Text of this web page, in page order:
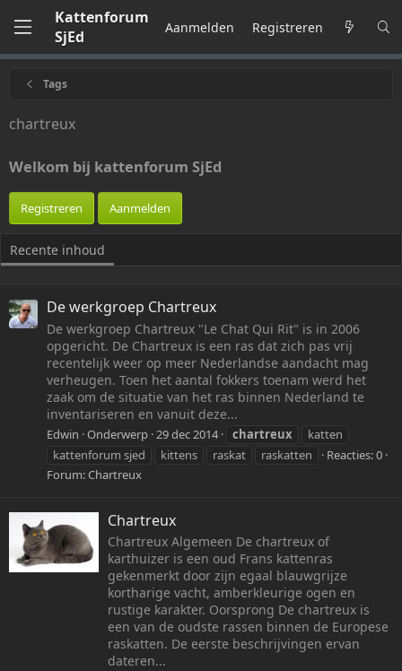
Kattenforum
SjEd
Aanmelden Registreren
Tags
chartreux
Welkom bij kattenforum SjEd
Registreren Aanmelden
Recente inhoud
De werkgroep Chartreux
De werkgroep Chartreux "Le Chat Qui Rit" is in 2006
opgericht. De Chartreux is een ras dat zich pas vrij
recentelijk weer op meer Nederlandse aandacht mag
verheugen. Toen het aantal fokkers toenam werd het
zaak om de situatie van het ras binnen Nederland te
inventariseren en vanuit deze...
Edwin Onderwerp 29 dec 2014 chartreux
katten
kattenforum sjed
kittens raskat raskatten
Reacties: 0
Forum:Chartreux
Chartreux
Chartreux Algemeen De chartreux of
karthuizer is een oud Frans kattenras
gekenmerkt door zijn egaal blauwgrijze
kortharige vacht, amberkleurige ogen en
rustige karakter. Oorsprong De chartreux is
een van de oudste rassen binnen de Europese
raskatten. De eerste beschrijvingen ervan
dateren...